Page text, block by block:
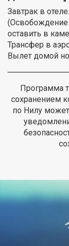
Завтрак в
оставить в
Трансфер в
Вылет домой
Программа
сохранением
по Нилу